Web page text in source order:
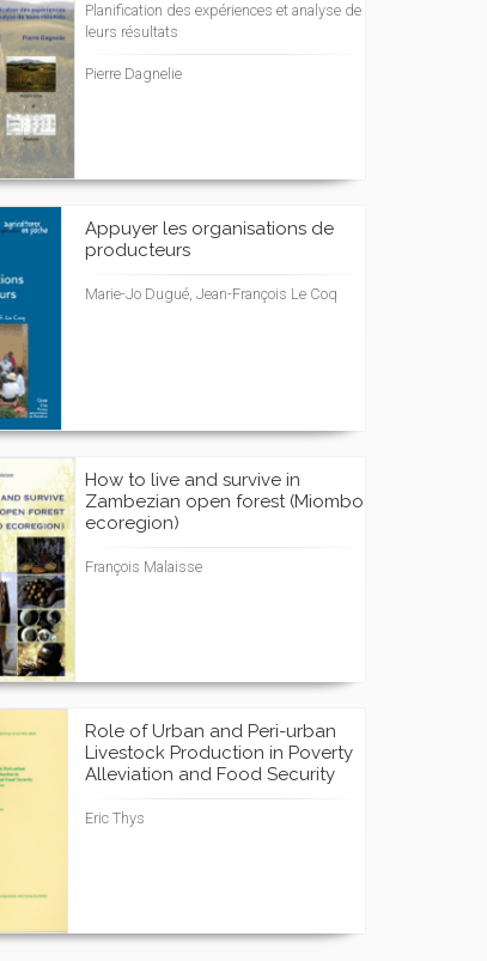
Planification des expériences et analyse de
leurs résultats
Pierre Dagnelie
Appuyer les organisations de
producteurs
Marie-Jo Dugué, Jean-François Le Coq
How to live and survive in
Zambezian open forest (Miombo
ecoregion)
François Malaisse
Role of Urban and Peri-urban
Livestock Production in Poverty
Alleviation and Food Security
Eric Thys